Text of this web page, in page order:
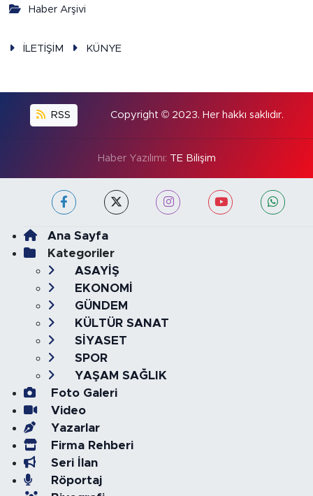
Haber Arşivi
İLETİŞİM KÜNYE
RSS Copyright © 2023. Her hakkı saklıdır.
Haber Yazılımı: TE Bilişim
Ana Sayfa
Kategoriler
ASAYİŞ
EKONOMİ
GÜNDEM
KÜLTÜR SANAT
SİYASET
SPOR
YAŞAM SAĞLIK
Foto Galeri
Video
Yazarlar
Firma Rehberi
Seri İlan
Röportaj